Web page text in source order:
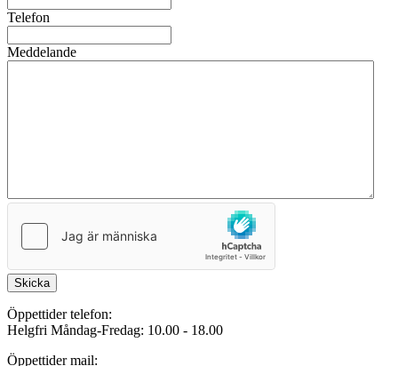
Telefon
Meddelande
Skicka
Öppettider telefon:
Helgfri Måndag-Fredag: 10.00 - 18.00
Öppettider mail: